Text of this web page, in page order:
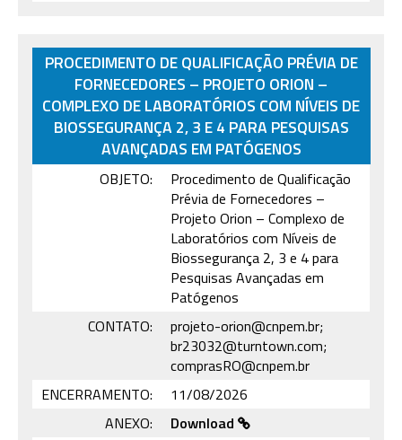
PROCEDIMENTO DE QUALIFICAÇÃO PRÉVIA DE
FORNECEDORES – PROJETO ORION –
COMPLEXO DE LABORATÓRIOS COM NÍVEIS DE
BIOSSEGURANÇA 2, 3 E 4 PARA PESQUISAS
AVANÇADAS EM PATÓGENOS
OBJETO:
Procedimento de Qualificação
Prévia de Fornecedores –
Projeto Orion – Complexo de
Laboratórios com Níveis de
Biossegurança 2, 3 e 4 para
Pesquisas Avançadas em
Patógenos
CONTATO:
projeto-orion@cnpem.br;
br23032@turntown.com;
comprasRO@cnpem.br
ENCERRAMENTO:
11/08/2026
ANEXO:
Download